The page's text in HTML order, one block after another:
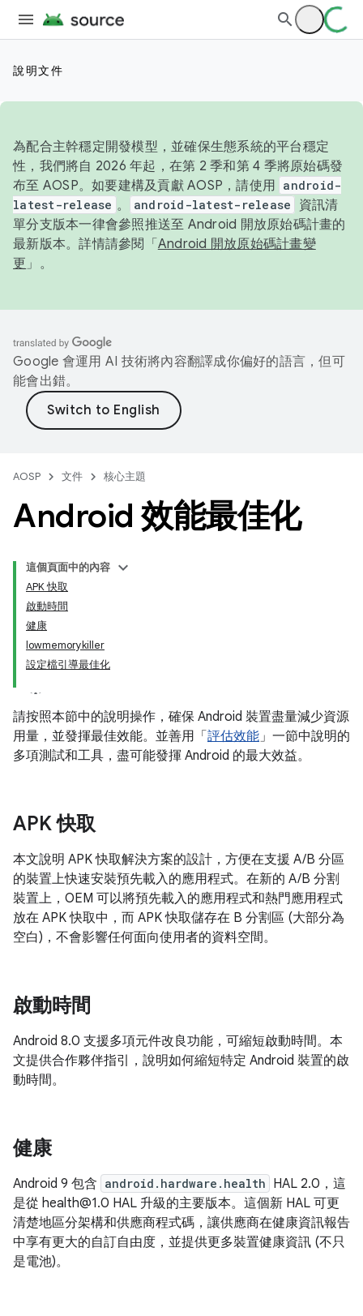
說明文件
為配合主幹穩定開發模型，並確保生態系統的平台穩定
性，我們將自 2026 年起，在第 2 季和第 4 季將原始碼發
布至 AOSP。如要建構及貢獻 AOSP，請使用 android-
latest-release 。 android-latest-release
資訊清
單分支版本一律會參照推送至 Android 開放原始碼計畫的
最新版本。詳情請參閱「 Android 開放原始碼計畫變
更 」。
Google 會運用 AI 技術將內容翻譯成你偏好的語言，但可
能會出錯。
AOSP 文件 核心主題
Android 效能最佳化
這個頁面中的內容
APK 快取
啟動時間
健康
lowmemorykiller
設定檔引導最佳化
請按照本節中的說明操作，確保 Android 裝置盡量減少資源
用量，並發揮最佳效能。並善用「 評估效能」一節中說明的
多項測試和工具，盡可能發揮 Android 的最大效益。
APK 快取
本文說明 APK 快取解決方案的設計，方便在支援 A/B 分區
的裝置上快速安裝預先載入的應用程式。在新的 A/B 分割
裝置上，OEM 可以將預先載入的應用程式和熱門應用程式
放在 APK 快取中，而 APK 快取儲存在 B 分割區 (大部分為
空白)，不會影響任何面向使用者的資料空間。
啟動時間
Android 8.0 支援多項元件改良功能，可縮短啟動時間。本
文提供合作夥伴指引，說明如何縮短特定 Android 裝置的啟
動時間。
健康
Android 9 包含 android.hardware.health HAL 2.0，這
是從 health@1.0 HAL 升級的主要版本。這個新 HAL 可更
清楚地區分架構和供應商程式碼，讓供應商在健康資訊報告
中享有更大的自訂自由度，並提供更多裝置健康資訊 (不只
是電池)。